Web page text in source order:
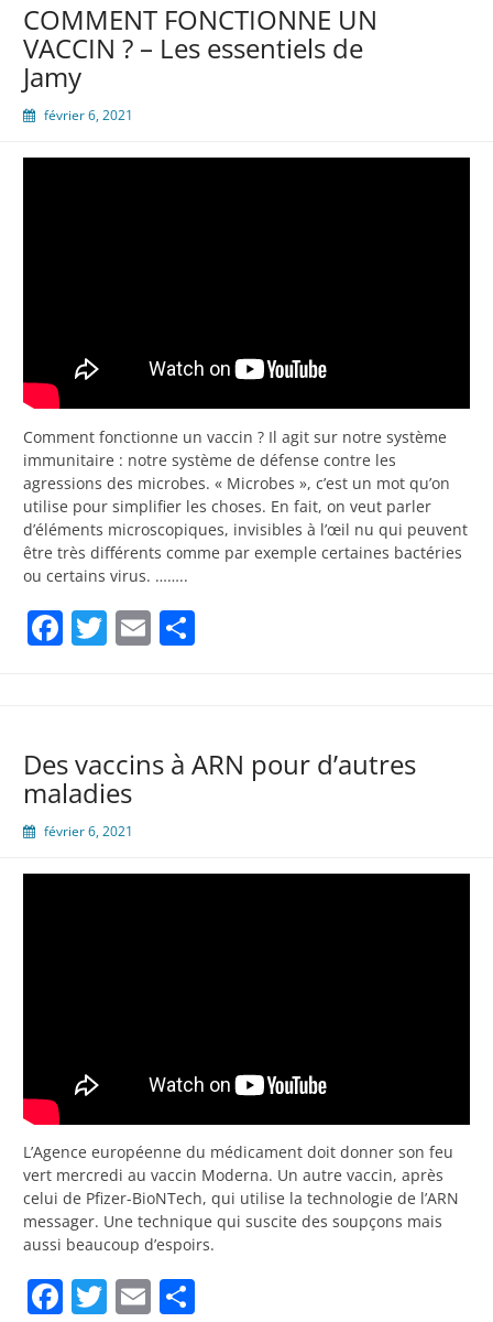
COMMENT FONCTIONNE UN
VACCIN ? – Les essentiels de
Jamy
février 6, 2021
Comment fonctionne un vaccin ? Il agit sur notre système
immunitaire : notre système de défense contre les
agressions des microbes. « Microbes », c’est un mot qu’on
utilise pour simplifier les choses. En fait, on veut parler
d’éléments microscopiques, invisibles à l’œil nu qui peuvent
être très différents comme par exemple certaines bactéries
ou certains virus. ……..
Facebook
Twitter
Email
Des vaccins à ARN pour d’autres
maladies
février 6, 2021
L’Agence européenne du médicament doit donner son feu
vert mercredi au vaccin Moderna. Un autre vaccin, après
celui de Pfizer-BioNTech, qui utilise la technologie de l’ARN
messager. Une technique qui suscite des soupçons mais
aussi beaucoup d’espoirs.
Facebook
Twitter
Email